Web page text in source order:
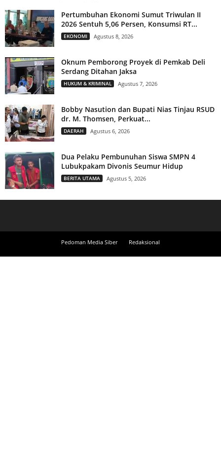
Pertumbuhan Ekonomi Sumut Triwulan II
2026 Sentuh 5,06 Persen, Konsumsi RT...
EKONOMI Agustus 8, 2026
Oknum Pemborong Proyek di Pemkab Deli
Serdang Ditahan Jaksa
HUKUM & KRIMINAL Agustus 7, 2026
Bobby Nasution dan Bupati Nias Tinjau RSUD
dr. M. Thomsen, Perkuat...
DAERAH Agustus 6, 2026
Dua Pelaku Pembunuhan Siswa SMPN 4
Lubukpakam Divonis Seumur Hidup
BERITA UTAMA Agustus 5, 2026
Pedoman Media Siber Redaksional